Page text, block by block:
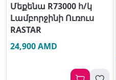
Մեքենա R73000 հ/կ
Լամբորջինի Ուռուս
RASTAR
24,900 AMD